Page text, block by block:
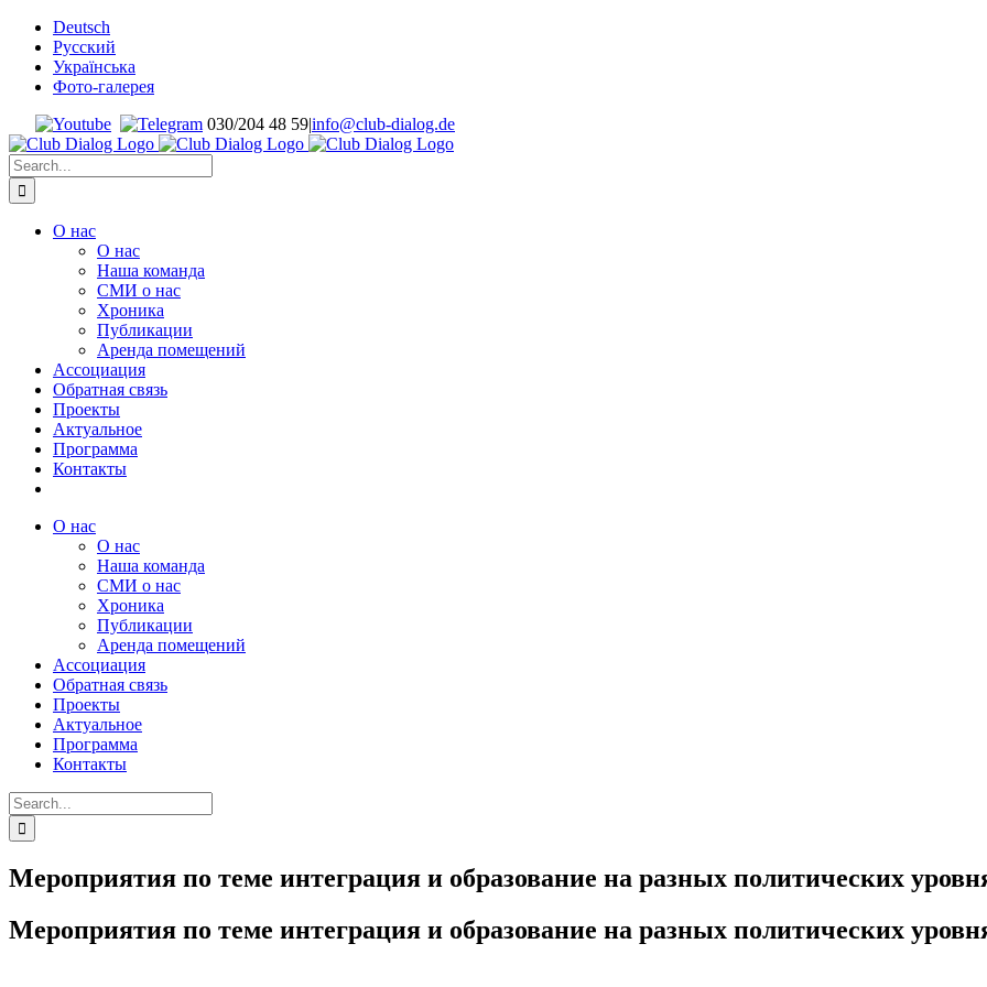
Skip
content
Deutsch
Русский
Українська
Фото-галерея
030/204 48 59|info@club-dialog.de
Search
for:
О нас
О нас
Наша команда
СМИ о нас
Хроника
Публикации
Аренда помещений
Ассоциация
Обратная связь
Проекты
Актуальное
Программа
Контакты
О нас
О нас
Наша команда
СМИ о нас
Хроника
Публикации
Аренда помещений
Ассоциация
Обратная связь
Проекты
Актуальное
Программа
Контакты
Search
for:
Мероприятия по теме интеграция и образование на разных политических
Мероприятия по теме интеграция и образование на разных политических